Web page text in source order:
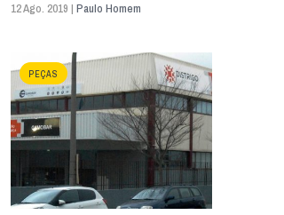
12 Ago. 2019 |Paulo Homem
PEÇAS